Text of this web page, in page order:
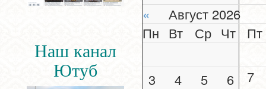
Наш канал
Ютуб
«
Август 2026
Пн Вт Ср Чт Пт
3 4 5 6
7